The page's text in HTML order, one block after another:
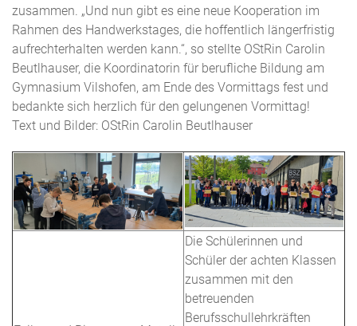
zusammen. „Und nun gibt es eine neue Kooperation im
Rahmen des Handwerkstages, die hoffentlich längerfristig
aufrechterhalten werden kann.“, so stellte OStRin Carolin
Beutlhauser, die Koordinatorin für berufliche Bildung am
Gymnasium Vilshofen, am Ende des Vormittags fest und
bedankte sich herzlich für den gelungenen Vormittag!
Text und Bilder: OStRin Carolin Beutlhauser
Die Schülerinnen und
Schüler der achten Klassen
zusammen mit den
betreuenden
Berufsschullehrkräften